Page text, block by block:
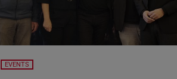
EVENTS